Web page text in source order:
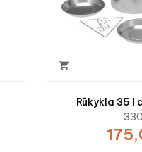

Rūkykla 35 l